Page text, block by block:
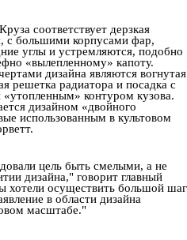
соответствует дерзкая
с большими корпусами фар,
углы и устремляются, подобно
«вылепленному» капоту.
дизайна являются вогнутая
решетка радиатора и посадка с
контуром кузова.
дизайном «двойного
использованным в культовом
цель быть смелыми, а не
дизайна," говорит главный
хотели осуществить большой шаг
в области дизайна
масштабе."